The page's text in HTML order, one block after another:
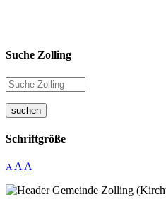
Suche Zolling
suchen
Schriftgröße
A A A